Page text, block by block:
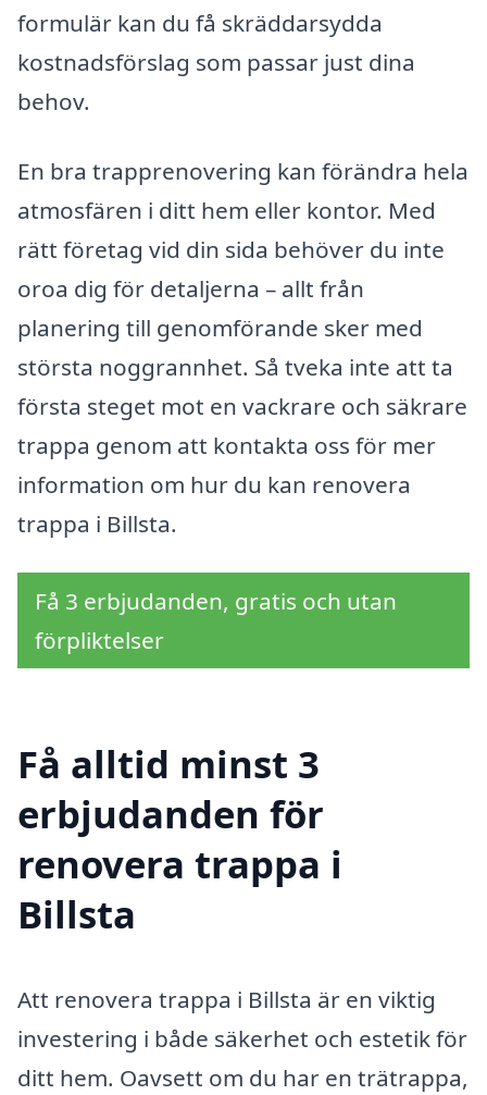
formulär kan du få skräddarsydda
kostnadsförslag som passar just dina
behov.
En bra trapprenovering kan förändra hela
atmosfären i ditt hem eller kontor. Med
rätt företag vid din sida behöver du inte
oroa dig för detaljerna – allt från
planering till genomförande sker med
största noggrannhet. Så tveka inte att ta
första steget mot en vackrare och säkrare
trappa genom att kontakta oss för mer
information om hur du kan renovera
trappa i Billsta.
Få 3 erbjudanden, gratis och utan
förpliktelser
Få alltid minst 3
erbjudanden för
renovera trappa i
Billsta
Att renovera trappa i Billsta är en viktig
investering i både säkerhet och estetik för
ditt hem. Oavsett om du har en trätrappa,